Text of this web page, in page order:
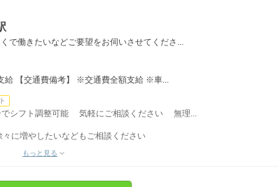
で働きたいなどご要望をお伺いさせてくださ...
【交通費備考】 ※交通費全額支給 ※車...
シフト調整可能 気軽にご相談ください 無理...
に増やしたいなどもご相談ください
もっと見る